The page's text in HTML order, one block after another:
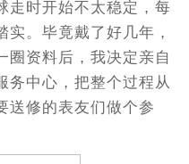
走时开始不太稳定，每
。毕竟戴了好几年，
圈资料后，我决定亲自
务中心，把整个过程从
送修的表友们做个参